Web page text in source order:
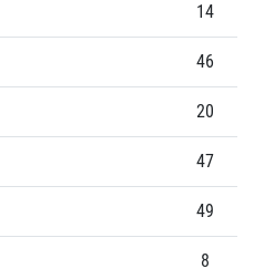
14
46
20
47
49
8